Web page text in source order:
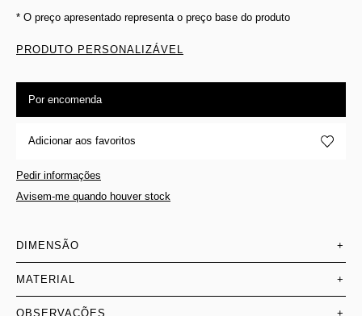
* O preço apresentado representa o preço base do produto
PRODUTO PERSONALIZÁVEL
Por encomenda
Adicionar aos favoritos
Pedir informações
Avisem-me quando houver stock
DIMENSÃO +
MATERIAL +
OBSERVAÇÕES +